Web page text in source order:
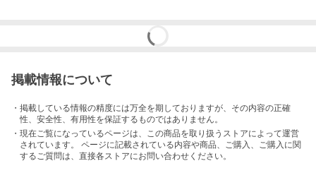
掲載情報について
・掲載している情報の精度には万全を期しておりますが、その内容の正確
性、安全性、有用性を保証するものではありません。
・現在ご覧になっているページは、この商品を取り扱うストアによって運営
されています。 ページに記載されている内容や商品、ご購入 、ご購入に関
するご質問は、直接各ストアにお問い合わせください。